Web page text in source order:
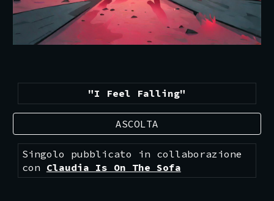
"I Feel Falling"
ASCOLTA
Singolo pubblicato in collaborazione
con Claudia Is On The Sofa